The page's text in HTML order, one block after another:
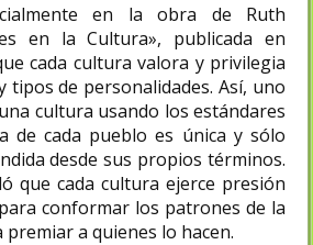
en la obra de Ruth
en la Cultura», publicada en
cada cultura valora y privilegia
tipos de personalidades. Así, uno
cultura usando los estándares
de cada pueblo es única y sólo
desde sus propios términos.
que cada cultura ejerce presión
conformar los patrones de la
premiar a quienes lo hacen.